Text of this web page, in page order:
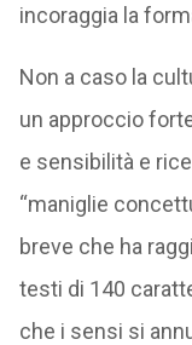
incoraggia la
Non a caso la
un approccio
e sensibilità e
“maniglie
breve che ha
testi di 140
che i sensi si